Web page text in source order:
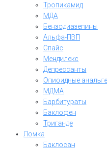
Тропикамид
МДА
Бензодиазепины
Альфа-ПВП
Спайс
Мендилекс
Депрессанты
Опиоидные
МДМА
Барбитураты
Баклофен
Триганде
Ломка
Баклосан